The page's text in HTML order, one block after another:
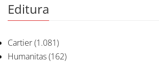
Editura
Cartier(1.081)
Humanitas(162)